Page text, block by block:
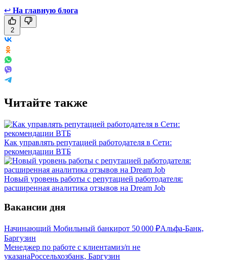
↩ На главную блога
2
Читайте также
Как управлять репутацией работодателя в Сети:
рекомендации ВТБ
Новый уровень работы с репутацией работодателя:
расширенная аналитика отзывов на Dream Job
Вакансии дня
Начинающий Мобильный банкирот 50 000 ₽Альфа-Банк,
Баргузин
Менеджер по работе с клиентамиз/п не
указанаРоссельхозбанк, Баргузин